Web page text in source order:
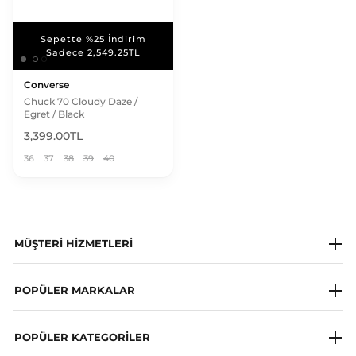
Sepette %25 İndirim
Sadece 2,549.25TL
Sepette %25 İndirim
Sadece 2,549.25TL
Converse
Chuck 70 Cloudy Daze /
Egret / Black
3,399.00TL
36 37 38 39 40
MÜŞTERI HIZMETLERI
Whatsapp Destek Hattı
Sıkça Sorulan Sorular
POPÜLER MARKALAR
POPÜLER KATEGORILER